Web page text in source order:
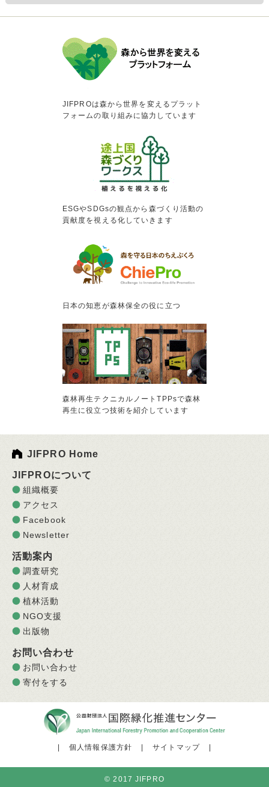
JIFPROは森から世界を変えるプラット
フォームの取り組みに協力しています
ESGやSDGsの観点から森づくり活動の
貢献度を視える化していきます
日本の知恵が森林保全の役に立つ
森林再生テクニカルノートTPPsで森林
再生に役立つ技術を紹介しています
JIFPRO Home
JIFPROについて
組織概要
アクセス
Facebook
Newsletter
活動案内
調査研究
人材育成
植林活動
NGO支援
出版物
お問い合わせ
お問い合わせ
寄付をする
個人情報保護方針 サイトマップ
© 2017 JIFPRO